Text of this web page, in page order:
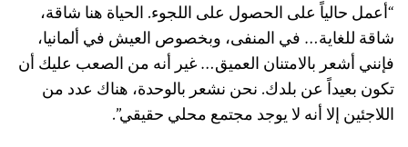
“أعمل حالياً على الحصول على اللجوء. الحياة هنا شاقة،
شاقة للغاية… في المنفى، وبخصوص العيش في ألمانيا،
فإنني أشعر بالامتنان العميق… غير أنه من الصعب عليك أن
تكون بعيداً عن بلدك. نحن نشعر بالوحدة، هناك عدد من
اللاجئين إلا أنه لا يوجد مجتمع محلي حقيقي”.